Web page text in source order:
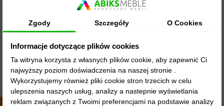
Abiks Meble (ABIKS SKIBA Spółka Komandytowa) to polski
producent mebli z siedzibą w Słupi pod Kępnem, działający na
uchylne, garderoby, łóżka, biurka i materace – w ponad 50
kolekcjach i 20 000 wariantach rozmiarowych. Abiks Meble
dostarcza meble za darmo na terenie całej Polski własnym
transportem, realizując zamówienia w 48 godzin. Sklep
Zgody Szczegóły O Cookies
Informacje dotyczące plików cookies
Ta witryna korzysta z własnych plików cookie, aby zapewnić Ci
najwyższy poziom doświadczenia na naszej stronie .
Wykorzystujemy również pliki cookie stron trzecich w celu
ulepszenia naszych usług, analizy a nastepnie wyświetlania
reklam związanych z Twoimi preferencjami na podstawie analizy